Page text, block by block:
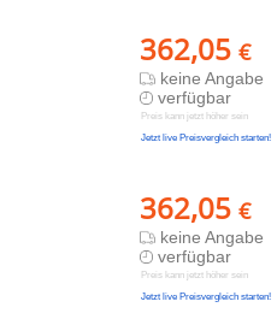
362,05 €
keine Angabe
verfügbar
Preis kann jetzt höher sein
Jetzt live Preisvergleich starten!
362,05 €
keine Angabe
verfügbar
Preis kann jetzt höher sein
Jetzt live Preisvergleich starten!